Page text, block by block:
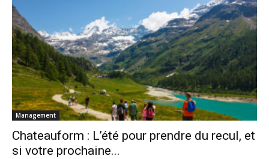
Management
Chateauform : L’été pour prendre du recul, et
si votre prochaine...